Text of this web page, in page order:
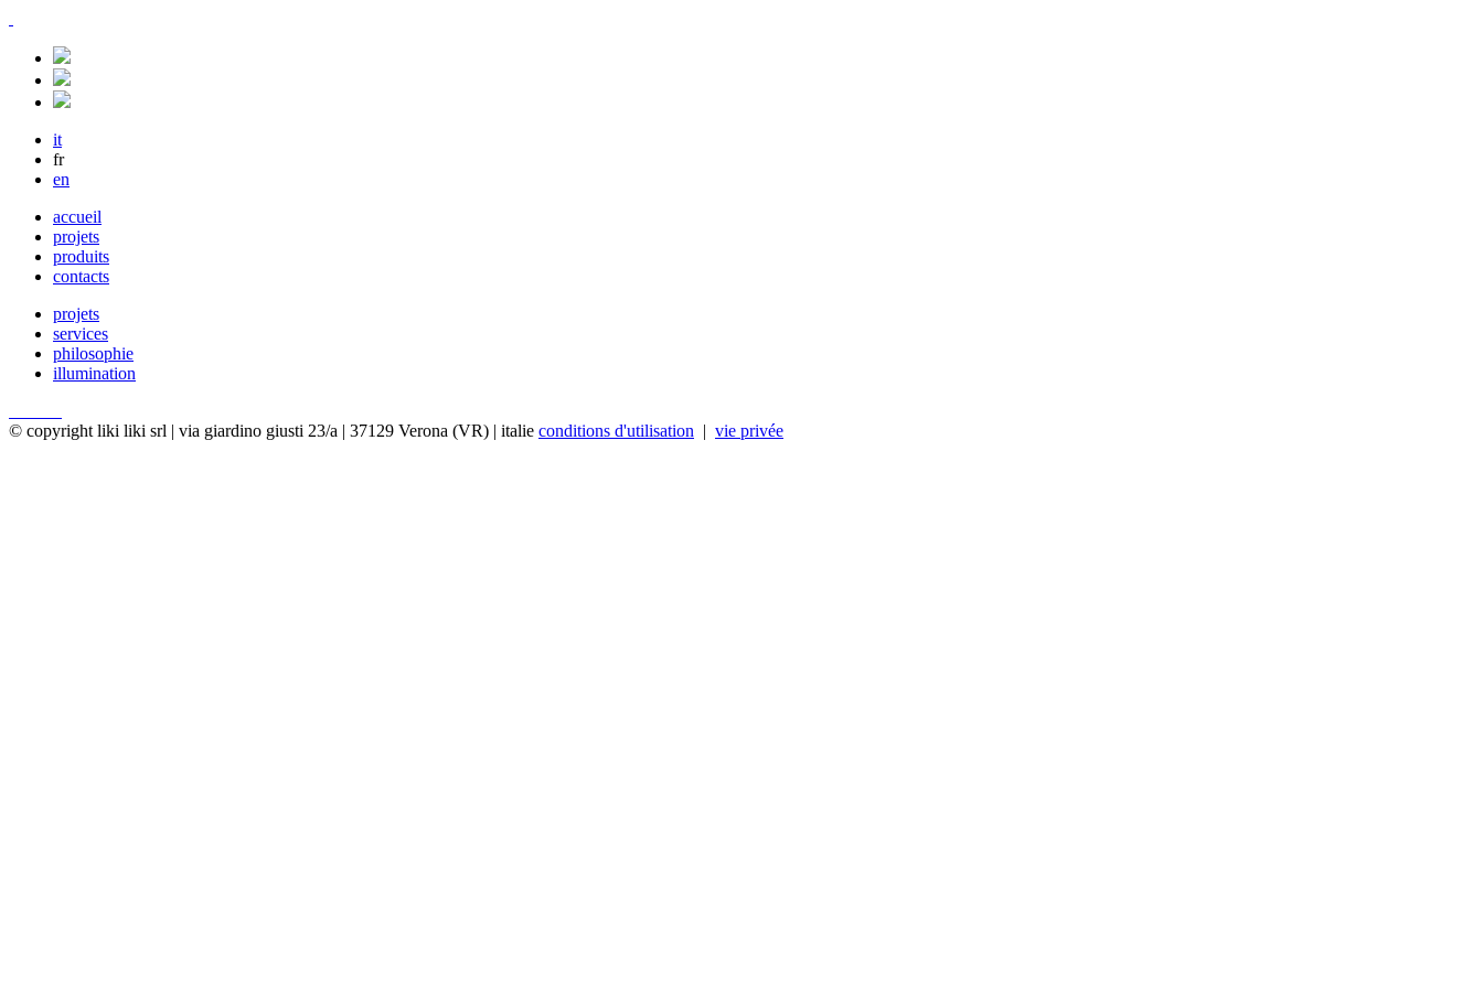
it
fr
en
accueil
projets
produits
contacts
projets
services
philosophie
illumination
© copyright liki liki srl | via giardino giusti 23/a | 37129 Verona (VR) | italie conditions d'utilisation | vie privée